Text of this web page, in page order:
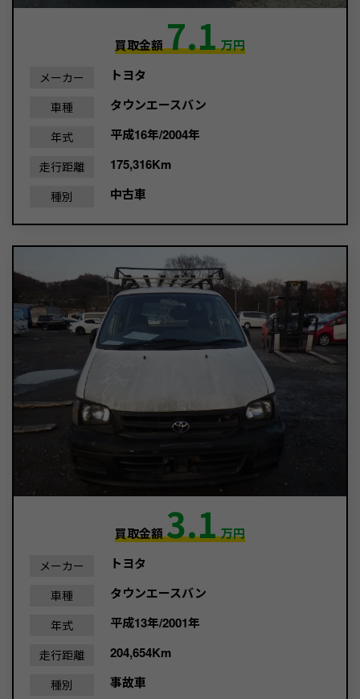
買取金額7.1万円
メーカー トヨタ
車種 タウンエースバン
年式 平成16年/2004年
走行距離 175,316Km
種別 中古車
買取金額3.1万円
メーカー トヨタ
車種 タウンエースバン
年式 平成13年/2001年
走行距離 204,654Km
種別 事故車